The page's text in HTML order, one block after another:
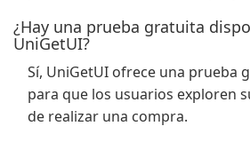
¿Hay una prueba gratuita
UniGetUI?
Sí, UniGetUI ofrece una prueba
para que los usuarios exploren
de realizar una compra.